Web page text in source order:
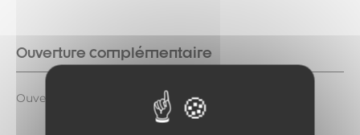
Ouverture complémentaire
Ouvert 24h/24